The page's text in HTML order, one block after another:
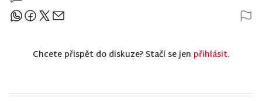
Sdílejte článek
Chcete přispět do diskuze? Stačí se jen přihlásit.